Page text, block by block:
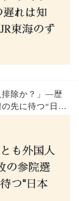
排除か？」―歴
先に待つ“日本